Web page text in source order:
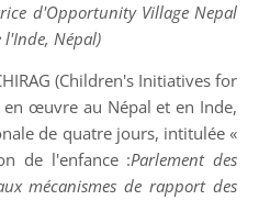
d'Opportunity Village Nepal
l'Inde, Népal)
(Children's Initiatives for
œuvre au Népal et en Inde,
de quatre jours, intitulée «
de l'enfance :Parlement des
mécanismes de rapport des